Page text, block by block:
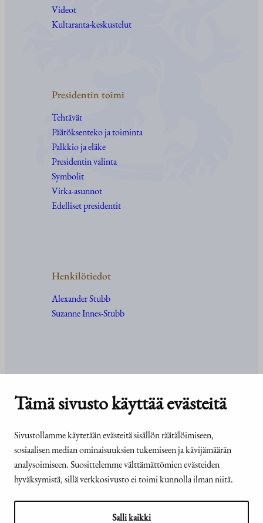
Tämä sivusto käyttää evästeitä
Sivustollamme käytetään evästeitä sisällön räätälöimiseen,
sosiaalisen median ominaisuuksien tukemiseen ja kävijämäärän
analysoimiseen. Suosittelemme välttämättömien evästeiden
hyväksymistä, sillä verkkosivusto ei toimi kunnolla ilman niitä.
Salli kaikki
Videot
Kultaranta-keskustelut
Presidentin toimi
Tehtävät
Päätöksenteko ja toiminta
Palkkio ja eläke
Presidentin valinta
Symbolit
Virka-asunnot
Edelliset presidentit
Henkilötiedot
Alexander Stubb
Suzanne Innes-Stubb
Yhteystiedot
Medialle
Usein kysyttyä